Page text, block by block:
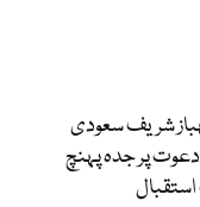
شریف سعودی
پر جدہ پہنچ